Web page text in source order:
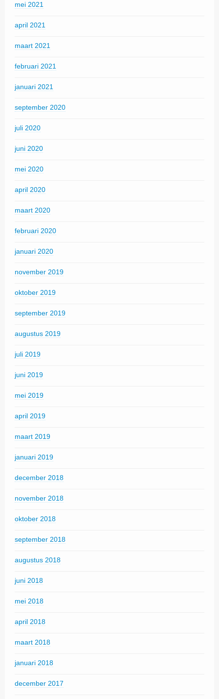
mei 2021
april 2021
maart 2021
februari 2021
januari 2021
september 2020
juli 2020
juni 2020
mei 2020
april 2020
maart 2020
februari 2020
januari 2020
november 2019
oktober 2019
september 2019
augustus 2019
juli 2019
juni 2019
mei 2019
april 2019
maart 2019
januari 2019
december 2018
november 2018
oktober 2018
september 2018
augustus 2018
juni 2018
mei 2018
april 2018
maart 2018
januari 2018
december 2017